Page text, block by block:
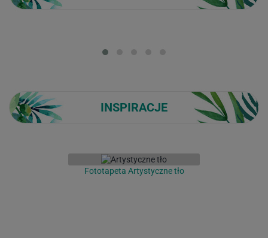
INSPIRACJE
Fototapeta Artystyczne tło